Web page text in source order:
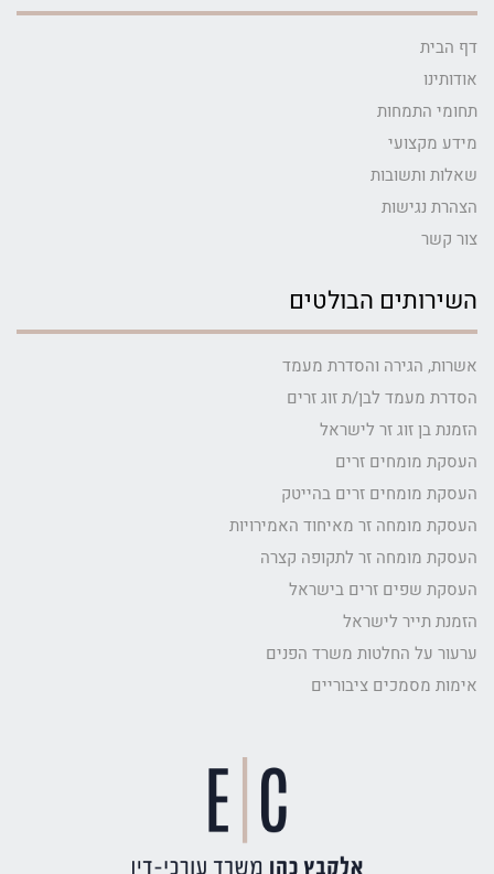
דף הבית
אודותינו
תחומי התמחות
מידע מקצועי
שאלות ותשובות
הצהרת נגישות
צור קשר
השירותים הבולטים
אשרות, הגירה והסדרת מעמד
הסדרת מעמד לבן/ת זוג זרים
הזמנת בן זוג זר לישראל
העסקת מומחים זרים
העסקת מומחים זרים בהייטק
העסקת מומחה זר מאיחוד האמירויות
העסקת מומחה זר לתקופה קצרה
העסקת שפים זרים בישראל
הזמנת תייר לישראל
ערעור על החלטות משרד הפנים
אימות מסמכים ציבוריים